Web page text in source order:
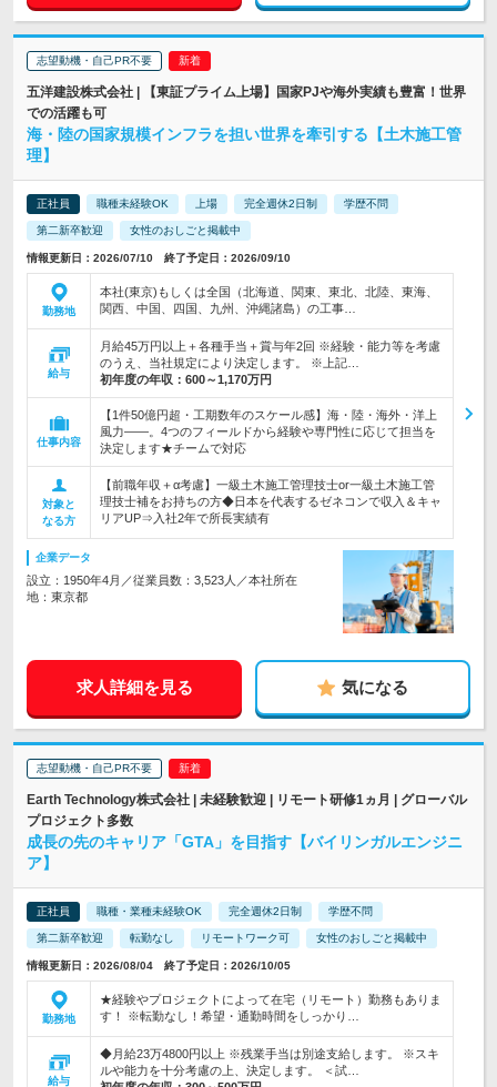
志望動機・自己PR不要
五洋建設株式会社 | 【東証プライム上場】国家PJや海外実績も豊富！世界
での活躍も可
海・陸の国家規模インフラを担い世界を牽引する【土木施工管
理】
正社員 職種未経験OK 上場 完全週休2日制 学歴不問
第二新卒歓迎 女性のおしごと掲載中
情報更新日：2026/07/10 終了予定日：2026/09/10
勤務地
本社(東京)もしくは全国（北海道、関東、東北、北陸、東海、
関西、中国、四国、九州、沖縄諸島）の工事…
給与
月給45万円以上＋各種手当＋賞与年2回 ※経験・能力等を考慮
のうえ、当社規定により決定します。 ※上記…
初年度の年収： 600～1,170万円
仕事内容
【1件50億円超・工期数年のスケール感】海・陸・海外・洋上
風力――。4つのフィールドから経験や専門性に応じて担当を
決定します★チームで対応
対象と
なる方
【前職年収＋α考慮】一級土木施工管理技士or一級土木施工管
理技士補をお持ちの方◆日本を代表するゼネコンで収入＆キャ
リアUP⇒入社2年で所長実績有
企業データ
設立：1950年4月／従業員数：3,523人／本社所在
地：東京都
求人詳細を見る 気になる
志望動機・自己PR不要
Earth Technology株式会社 | 未経験歓迎 | リモート研修1ヵ月 | グローバル
プロジェクト多数
成長の先のキャリア「GTA」を目指す【バイリンガルエンジニ
ア】
正社員 職種・業種未経験OK 完全週休2日制 学歴不問
第二新卒歓迎 転勤なし リモートワーク可 女性のおしごと掲載中
情報更新日：2026/08/04 終了予定日：2026/10/05
勤務地
★経験やプロジェクトによって在宅（リモート）勤務もありま
す！ ※転勤なし！希望・通勤時間をしっかり…
給与
◆月給23万4800円以上 ※残業手当は別途支給します。 ※スキ
ルや能力を十分考慮の上、決定します。 ＜試…